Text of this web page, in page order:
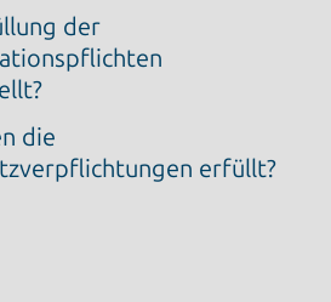
der
die
erfüllt?